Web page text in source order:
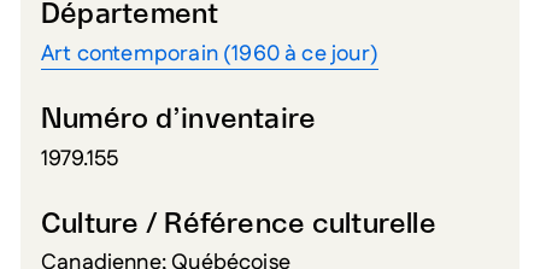
Département
Art contemporain (1960 à ce jour)
Numéro d’inventaire
1979.155
Culture / Référence culturelle